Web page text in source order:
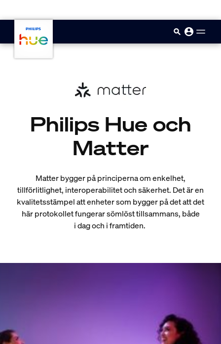
Philips Hue och
Matter
Matter bygger på principerna om enkelhet,
tillförlitlighet, interoperabilitet och säkerhet. Det är en
kvalitetsstämpel att enheter som bygger på det att det
här protokollet fungerar sömlöst tillsammans, både
i dag och i framtiden.